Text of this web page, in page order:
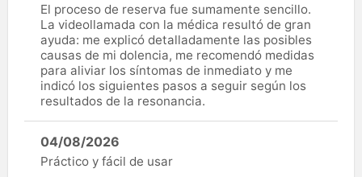
El proceso de reserva fue sumamente sencillo.
La videollamada con la médica resultó de gran
ayuda: me explicó detalladamente las posibles
causas de mi dolencia, me recomendó medidas
para aliviar los síntomas de inmediato y me
indicó los siguientes pasos a seguir según los
resultados de la resonancia.
04/08/2026
Práctico y fácil de usar